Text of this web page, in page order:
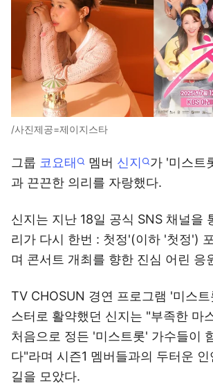
/사진제공=제이지스타
그룹 코요태 멤버 신지
가 '미스트
과 끈끈한 의리를 자랑했다.
신지는 지난 18일 공식 SNS 채널을
리가 다시 한번 : 첫정'(이하 '첫정')
며 콘서트 개최를 향한 진심 어린 응
TV CHOSUN 경연 프로그램 '미스
스터로 활약했던 신지는 "부족한 마
처음으로 정든 '미스트롯' 가수들이
다"라며 시즌1 멤버들과의 두터운
길을 모았다.